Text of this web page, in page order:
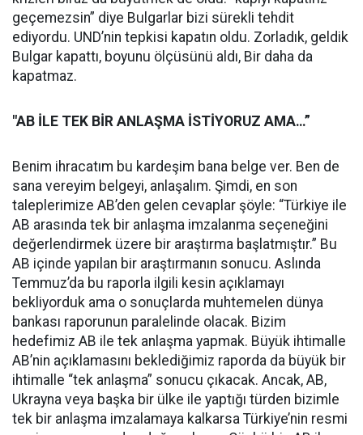
geçemezsin” diye Bulgarlar bizi sürekli tehdit
ediyordu. UND’nin tepkisi kapatın oldu. Zorladık, geldik
Bulgar kapattı, boyunu ölçüsünü aldı, Bir daha da
kapatmaz.
"AB İLE TEK BİR ANLAŞMA İSTİYORUZ AMA…”
Benim ihracatım bu kardeşim bana belge ver. Ben de
sana vereyim belgeyi, anlaşalım. Şimdi, en son
taleplerimize AB’den gelen cevaplar şöyle: “Türkiye ile
AB arasında tek bir anlaşma imzalanma seçeneğini
değerlendirmek üzere bir araştırma başlatmıştır.” Bu
AB içinde yapılan bir araştırmanın sonucu. Aslında
Temmuz’da bu raporla ilgili kesin açıklamayı
bekliyorduk ama o sonuçlarda muhtemelen dünya
bankası raporunun paralelinde olacak. Bizim
hedefimiz AB ile tek anlaşma yapmak. Büyük ihtimalle
AB’nin açıklamasını beklediğimiz raporda da büyük bir
ihtimalle “tek anlaşma” sonucu çıkacak. Ancak, AB,
Ukrayna veya başka bir ülke ile yaptığı türden bizimle
tek bir anlaşma imzalamaya kalkarsa Türkiye’nin resmi